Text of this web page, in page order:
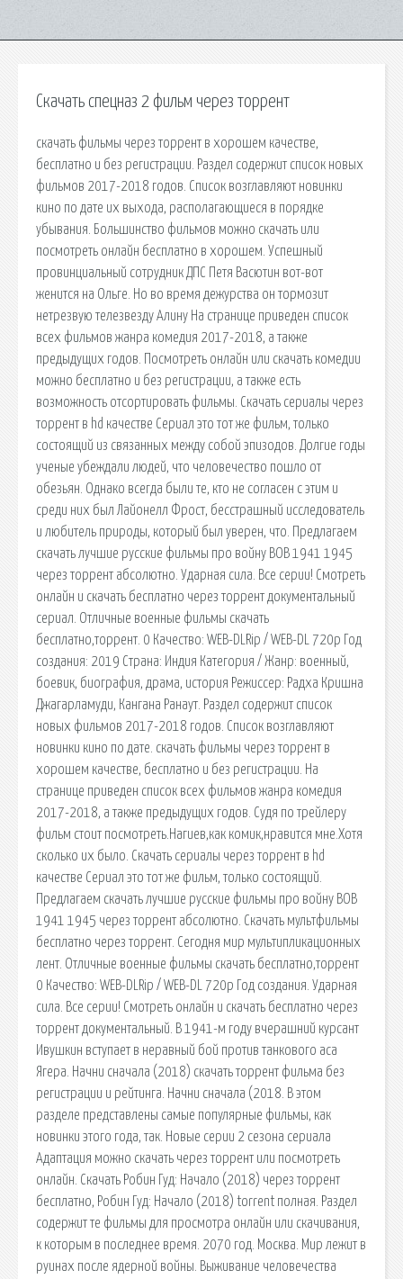
Скачать спецназ 2 фильм через торрент
скачать фильмы через торрент в хорошем качестве,
бесплатно и без регистрации. Раздел содержит список новых
фильмов 2017-2018 годов. Список возглавляют новинки
кино по дате их выхода, располагающиеся в порядке
убывания. Большинство фильмов можно скачать или
посмотреть онлайн бесплатно в хорошем. Успешный
провинциальный сотрудник ДПС Петя Васютин вот-вот
женится на Ольге. Но во время дежурства он тормозит
нетрезвую телезвезду Алину На странице приведен список
всех фильмов жанра комедия 2017-2018, а также
предыдущих годов. Посмотреть онлайн или скачать комедии
можно бесплатно и без регистрации, а также есть
возможность отсортировать фильмы. Скачать сериалы через
торрент в hd качестве Сериал это тот же фильм, только
состоящий из связанных между собой эпизодов. Долгие годы
ученые убеждали людей, что человечество пошло от
обезьян. Однако всегда были те, кто не согласен с этим и
среди них был Лайонелл Фрост, бесстрашный исследователь
и любитель природы, который был уверен, что. Предлагаем
скачать лучшие русские фильмы про войну ВОВ 1941 1945
через торрент абсолютно. Ударная сила. Все серии! Смотреть
онлайн и скачать бесплатно через торрент документальный
сериал. Отличные военные фильмы скачать
бесплатно,торрент. 0 Качество: WEB-DLRip / WEB-DL 720p Год
создания: 2019 Страна: Индия Категория / Жанр: военный,
боевик, биография, драма, история Режиссер: Радха Кришна
Джагарламуди, Кангана Ранаут. Раздел содержит список
новых фильмов 2017-2018 годов. Список возглавляют
новинки кино по дате. скачать фильмы через торрент в
хорошем качестве, бесплатно и без регистрации. На
странице приведен список всех фильмов жанра комедия
2017-2018, а также предыдущих годов. Судя по трейлеру
фильм стоит посмотреть.Нагиев,как комик,нравится мне.Хотя
сколько их было. Скачать сериалы через торрент в hd
качестве Сериал это тот же фильм, только состоящий.
Предлагаем скачать лучшие русские фильмы про войну ВОВ
1941 1945 через торрент абсолютно. Скачать мультфильмы
бесплатно через торрент. Сегодня мир мультипликационных
лент. Отличные военные фильмы скачать бесплатно,торрент
0 Качество: WEB-DLRip / WEB-DL 720p Год создания. Ударная
сила. Все серии! Смотреть онлайн и скачать бесплатно через
торрент документальный. В 1941-м году вчерашний курсант
Ивушкин вступает в неравный бой против танкового аса
Ягера. Начни сначала (2018) скачать торрент фильма без
регистрации и рейтинга. Начни сначала (2018. В этом
разделе представлены самые популярные фильмы, как
новинки этого года, так. Новые серии 2 сезона cериала
Адаптация можно скачать через торрент или посмотреть
онлайн. Скачать Робин Гуд: Начало (2018) через торрент
бесплатно, Робин Гуд: Начало (2018) torrent полная. Раздел
содержит те фильмы для просмотра онлайн или скачивания,
к которым в последнее время. 2070 год. Москва. Мир лежит в
руинах после ядерной войны. Выживание человечества